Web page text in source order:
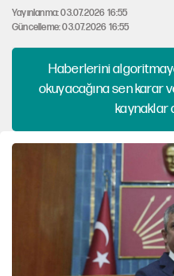
Yayınlanma: 03.07.2026 16:55
Güncelleme: 03.07.2026 16:55
Haberlerini
okuyacağına sen karar
kaynaklar